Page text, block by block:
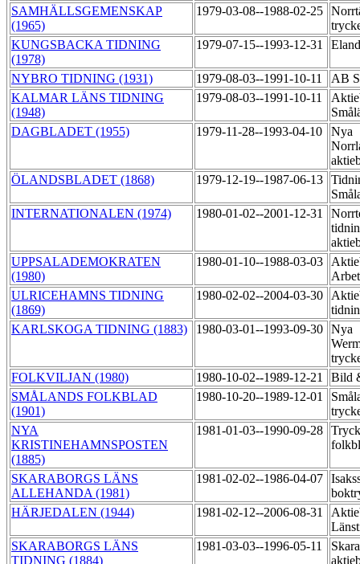
SAMHÄLLSGEMENSKAP
(1965)
1979-03-08--1988-02-25
KUNGSBACKA TIDNING
(1978)
1979-07-15--1993-12-31
NYBRO TIDNING (1931) 1979-08-03--1991-10-11
AB
KALMAR LÄNS TIDNING
(1948)
1979-08-03--1991-10-11
DAGBLADET (1955)
1979-11-28--1993-04-10
Nya
ÖLANDSBLADET (1868)
1979-12-19--1987-06-13
INTERNATIONALEN (1974)
1980-01-02--2001-12-31
UPPSALADEMOKRATEN
(1980)
1980-01-10--1988-03-03
ULRICEHAMNS TIDNING
(1869)
1980-02-02--2004-03-30
KARLSKOGA TIDNING (1883)
1980-03-01--1993-09-30 Nya
FOLKVILJAN (1980)
1980-10-02--1989-12-21
Bild
SMÅLANDS FOLKBLAD
(1901)
1980-10-20--1989-12-01
NYA
KRISTINEHAMNSPOSTEN
(1885)
1981-01-03--1990-09-28
SKARABORGS LÄNS
ALLEHANDA (1981)
1981-02-02--1986-04-07
HÄRJEDALEN (1944)
1981-02-12--2006-08-31
SKARABORGS LÄNS
TIDNING (1884)
1981-03-03--1996-05-11